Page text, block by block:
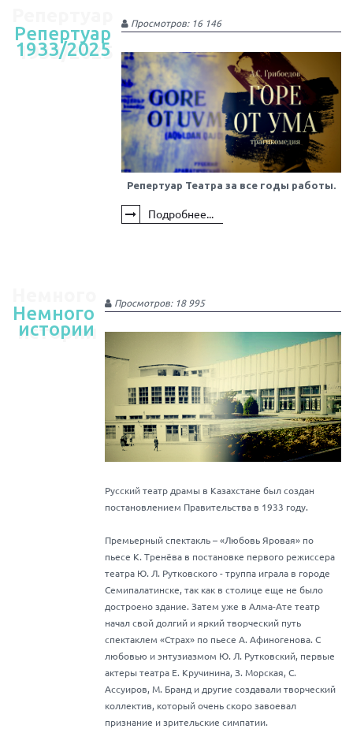
1933/2025
Репертуар
1933/2025
Просмотров: 16 146
Репертуар Театра за все годы работы.
Подробнее...
истории
Немного
истории
Просмотров: 18 995
Русский театр драмы в Казахстане был создан
постановлением Правительства в 1933 году.
Премьерный спектакль – «Любовь Яровая» по
пьесе К. Тренёва в постановке первого режиссера
театра Ю. Л. Рутковского - труппа играла в городе
Семипалатинске, так как в столице еще не было
достроено здание. Затем уже в Алма-Ате театр
начал свой долгий и яркий творческий путь
спектаклем «Страх» по пьесе А. Афиногенова. С
любовью и энтузиазмом Ю. Л. Рутковский, первые
актеры театра Е. Кручинина, З. Морская, С.
Ассуиров, М. Бранд и другие создавали творческий
коллектив, который очень скоро завоевал
признание и зрительские симпатии.